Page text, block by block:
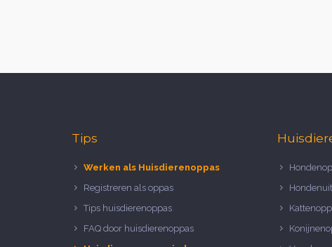
Tips
Werken als Huisdierenoppas
Registreren als oppas
Tips huisdierenoppas
FAQ door huisdierenoppas